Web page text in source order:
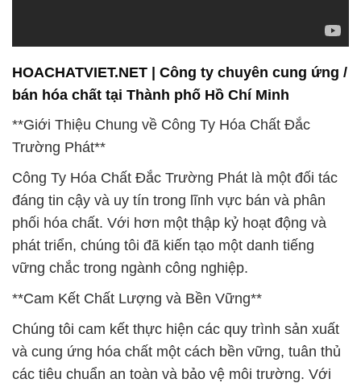
HOACHATVIET.NET | Công ty chuyên cung ứng /
bán hóa chất tại Thành phố Hồ Chí Minh
**Giới Thiệu Chung về Công Ty Hóa Chất Đắc
Trường Phát**
Công Ty Hóa Chất Đắc Trường Phát là một đối tác
đáng tin cậy và uy tín trong lĩnh vực bán và phân
phối hóa chất. Với hơn một thập kỷ hoạt động và
phát triển, chúng tôi đã kiến tạo một danh tiếng
vững chắc trong ngành công nghiệp.
**Cam Kết Chất Lượng và Bền Vững**
Chúng tôi cam kết thực hiện các quy trình sản xuất
và cung ứng hóa chất một cách bền vững, tuân thủ
các tiêu chuẩn an toàn và bảo vệ môi trường. Với